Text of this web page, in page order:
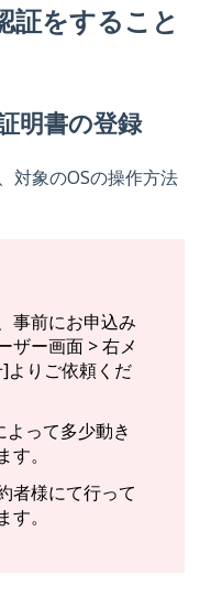
証をすること
明書の登録
対象のOSの操作方法
事前にお申込み
ザー画面 > 右メ
よりご依頼くだ
って多少動き
。
者様にて行って
。